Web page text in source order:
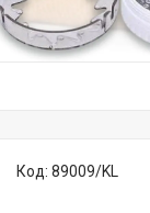
Код: 89009/KL